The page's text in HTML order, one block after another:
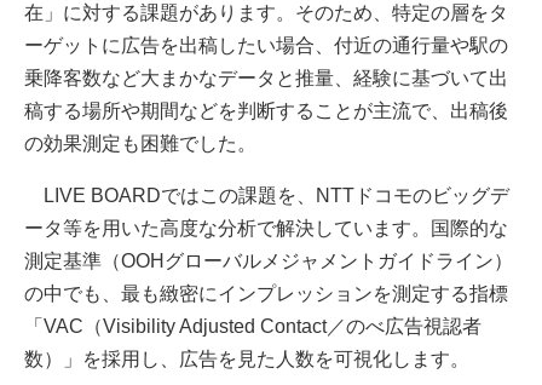
在」に対する課題があります。そのため、特定の層をタ
ーゲットに広告を出稿したい場合、付近の通行量や駅の
乗降客数など大まかなデータと推量、経験に基づいて出
稿する場所や期間などを判断することが主流で、出稿後
の効果測定も困難でした。
LIVE BOARDではこの課題を、NTTドコモのビッグデ
ータ等を用いた高度な分析で解決しています。国際的な
測定基準（OOHグローバルメジャメントガイドライン）
の中でも、最も緻密にインプレッションを測定する指標
「VAC（Visibility Adjusted Contact／のべ広告視認者
数）」を採用し、広告を見た人数を可視化します。